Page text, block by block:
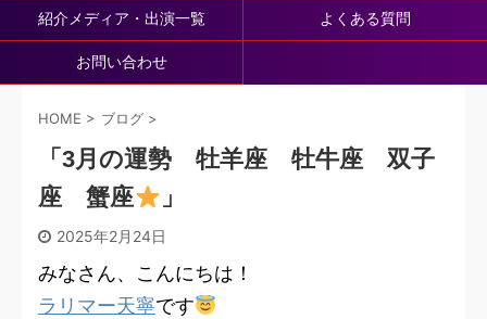
紹介メディア・出演一覧 よくある質問
お問い合わせ
HOME > ブログ >
「3月の運勢 牡羊座 牡牛座 双子
座 蟹座
」
2025年2月24日
みなさん、こんにちは！
ラリマー天寧です